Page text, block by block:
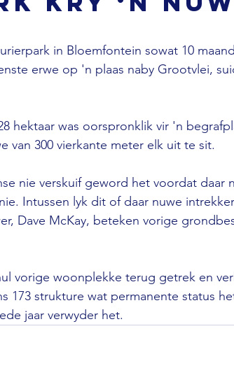
in Bloemfontein sowat 10
erwe op 'n plaas naby Grootvlei,
hektaar was oorspronklik vir 'n
van 300 vierkante meter elk uit te sit.
nie verskuif geword het voordat daar
Intussen lyk dit of daar nuwe
Dave McKay, beteken vorige
vorige woonplekke terug getrek en
173 strukture wat permanente status
jaar verwyder het.